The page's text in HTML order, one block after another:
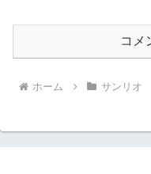
コメ
ホーム サンリオ